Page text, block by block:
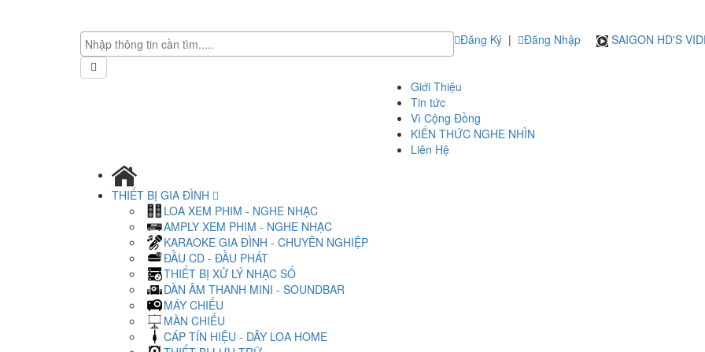
Đăng Ký | Đăng Nhập SAIGON HD'S
Giới Thiệu
Tin tức
Vì Cộng Đồng
KIẾN THỨC NGHE NHÌN
Liên Hệ
THIẾT BỊ GIA ĐÌNH
LOA XEM PHIM - NGHE NHẠC
AMPLY XEM PHIM - NGHE NHẠC
KARAOKE GIA ĐÌNH - CHUYÊN NGHIỆP
ĐẦU CD - ĐẦU PHÁT
THIẾT BỊ XỬ LÝ NHẠC SỐ
DÀN ÂM THANH MINI - SOUNDBAR
MÁY CHIẾU
MÀN CHIẾU
CÁP TÍN HIỆU - DÂY LOA HOME